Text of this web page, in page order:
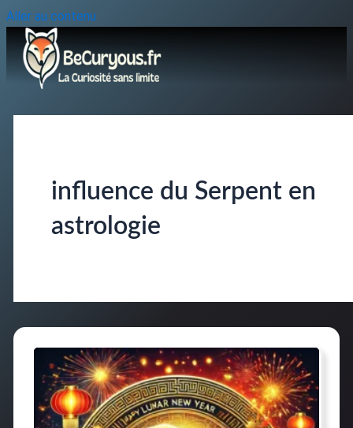
Aller au contenu
influence du Serpent en
astrologie